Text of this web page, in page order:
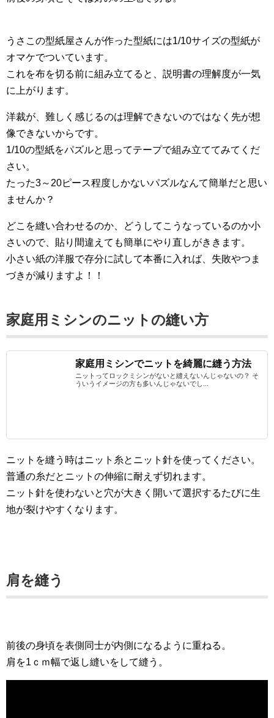
うさこの型紙屋さんが作った型紙には1/10サイズの型紙が
オマケでついています。
これを布を切る前に組み立てると、説明書の理解度が一気
に上がります。
洋裁が、難しく感じるのは理解できないのではなく先が想
像できないからです。
1/10の型紙をパズルと思ってテープで組み立ててみてくだ
さい。
たった3～20ピース程度しかないパズルなんて簡単だと思い
ませんか？
どこを縫い合わせるのか、どうしてこうなっているのか小
さいので、貼り間違えても簡単にやり直しがききます。
小さい紙の洋服で存分に試して本番に入れば、失敗やつま
づきが減りますよ！！
家庭用ミシンのニットの縫い方
家庭用ミシンでニットを綺麗に縫う方法
ニットってロックミシンがないと縫えないんじゃないの？ そ
ういうイメージの方も多いんじゃないでし...
ニットを縫う時はニット糸とニット針を使ってください。
普通の糸だとニットの伸縮に耐えず切れます。
ニット針を使わないと穴が大きく開いて選択するたびに生
地が裂けやすくなります。
肩を縫う
前後の身頃を表側同士が内側になるように重ねる。
肩を1ｃｍ幅で返し縫いをして縫う。